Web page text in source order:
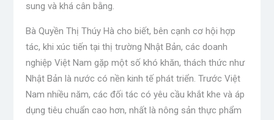
sung và khá cân bằng.
Bà Quyền Thị Thúy Hà cho biết, bên cạnh cơ hội hợp
tác, khi xúc tiến tại thị trường Nhật Bản, các doanh
nghiệp Việt Nam gặp một số khó khăn, thách thức như
Nhật Bản là nước có nền kinh tế phát triển. Trước Việt
Nam nhiều năm, các đối tác có yêu cầu khắt khe và áp
dụng tiêu chuẩn cao hơn, nhất là nông sản thực phẩm